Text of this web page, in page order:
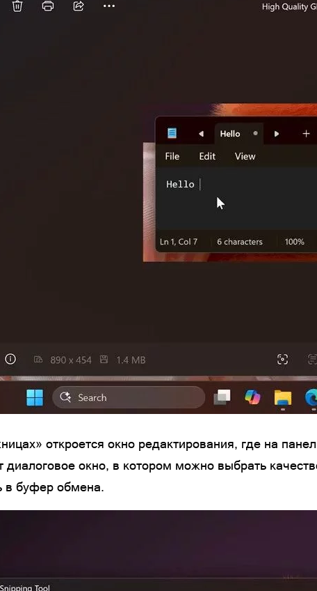
откроется окно редактирования, где на
диалоговое окно, в котором можно выбрать
в буфер обмена.